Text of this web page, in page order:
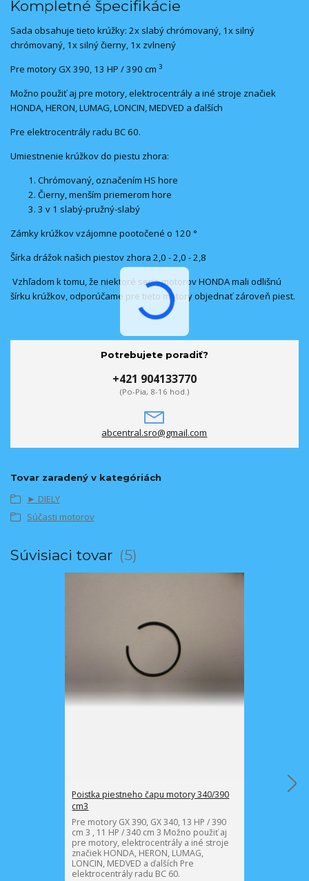
Kompletné špecifikácie
Sada obsahuje tieto krúžky: 2x slabý chrómovaný, 1x silný
chrómovaný, 1x silný čierny, 1x zvlnený
Pre motory GX 390, 13 HP / 390 cm 3
Možno použiť aj pre motory, elektrocentrály a iné stroje značiek
HONDA, HERON, LUMAG, LONCIN, MEDVED a ďalších
Pre elektrocentrály radu BC 60.
Umiestnenie krúžkov do piestu zhora:
Chrómovaný, označením HS hore
Čierny, menším priemerom hore
3 v 1 slabý-pružný-slabý
Zámky krúžkov vzájomne pootočené o 120 °
Šírka drážok našich piestov zhora 2,0 - 2,0 - 2,8
Vzhľadom k tomu, že niektoré serie motorov HONDA mali odlišnú
šírku krúžkov, odporúčame pre tieto motory objednať zároveň piest.
Potrebujete poradiť?
+421 904133770
(Po-Pia, 8-16 hod.)
abcentral.sro@gmail.com
Tovar zaradený v kategóriách
► DIELY
Súčasti motorov
Súvisiaci tovar 5
Poistka piestneho čapu motory 340/390
cm3
Pre motory GX 390, GX 340, 13 HP / 390
cm 3 , 11 HP / 340 cm 3 Možno použiť aj
pre motory, elektrocentrály a iné stroje
značiek HONDA, HERON, LUMAG,
LONCIN, MEDVED a ďalších Pre
elektrocentrály radu BC 60.
Piest D 88 mm